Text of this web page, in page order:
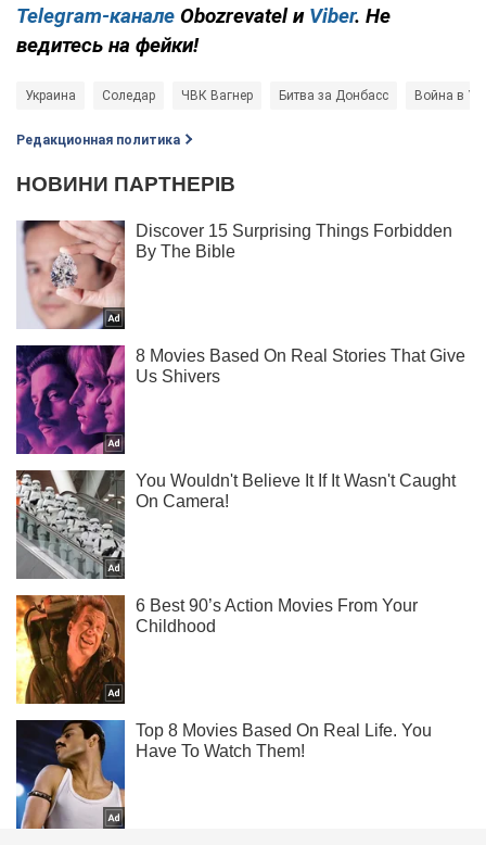
Telegram-канале Obozrevatel и Viber. Не
ведитесь на фейки!
Украина Соледар ЧВК Вагнер Битва за Донбасс Война в
Редакционная политика